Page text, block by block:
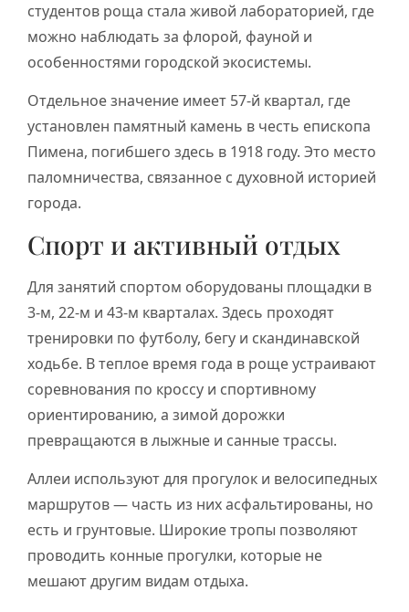
студентов роща стала живой лабораторией, где
можно наблюдать за флорой, фауной и
особенностями городской экосистемы.
Отдельное значение имеет 57-й квартал, где
установлен памятный камень в честь епископа
Пимена, погибшего здесь в 1918 году. Это место
паломничества, связанное с духовной историей
города.
Спорт и активный отдых
Для занятий спортом оборудованы площадки в
3-м, 22-м и 43-м кварталах. Здесь проходят
тренировки по футболу, бегу и скандинавской
ходьбе. В теплое время года в роще устраивают
соревнования по кроссу и спортивному
ориентированию, а зимой дорожки
превращаются в лыжные и санные трассы.
Аллеи используют для прогулок и велосипедных
маршрутов — часть из них асфальтированы, но
есть и грунтовые. Широкие тропы позволяют
проводить конные прогулки, которые не
мешают другим видам отдыха.